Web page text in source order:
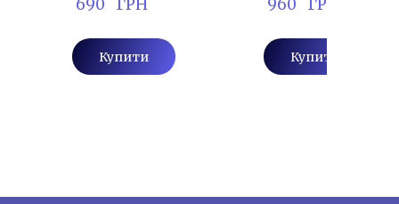
690   ГРН
Купити
960   ГРН
Купити